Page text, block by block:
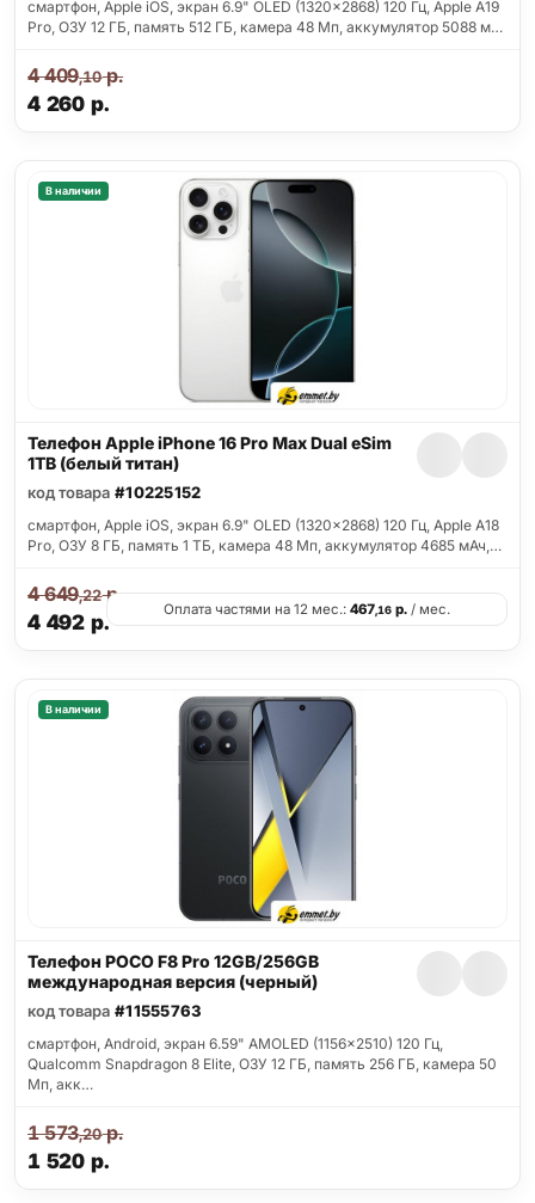
смартфон, Apple iOS, экран 6.9" OLED (1320x2868) 120 Гц, Apple A19
Pro, ОЗУ 12 ГБ, память 512 ГБ, камера 48 Мп, аккумулятор 5088 м…
4 260 р.
4 409,10р.
В наличии
Телефон Apple iPhone 16 Pro Max Dual eSim
1TB (белый титан)
код товара #10225152
смартфон, Apple iOS, экран 6.9" OLED (1320x2868) 120 Гц, Apple A18
Pro, ОЗУ 8 ГБ, память 1 ТБ, камера 48 Мп, аккумулятор 4685 мАч,…
4 492 р.
4 649,22р.
Оплата частями на 12 мес.: 467,16 р. / мес.
В наличии
Телефон POCO F8 Pro 12GB/256GB
международная версия (черный)
код товара #11555763
смартфон, Android, экран 6.59" AMOLED (1156x2510) 120 Гц,
Qualcomm Snapdragon 8 Elite, ОЗУ 12 ГБ, память 256 ГБ, камера 50
Мп, акк…
1 520 р.
1 573,20р.